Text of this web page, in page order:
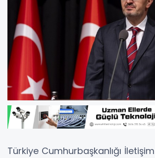
Türkiye Cumhurbaşkanlığı